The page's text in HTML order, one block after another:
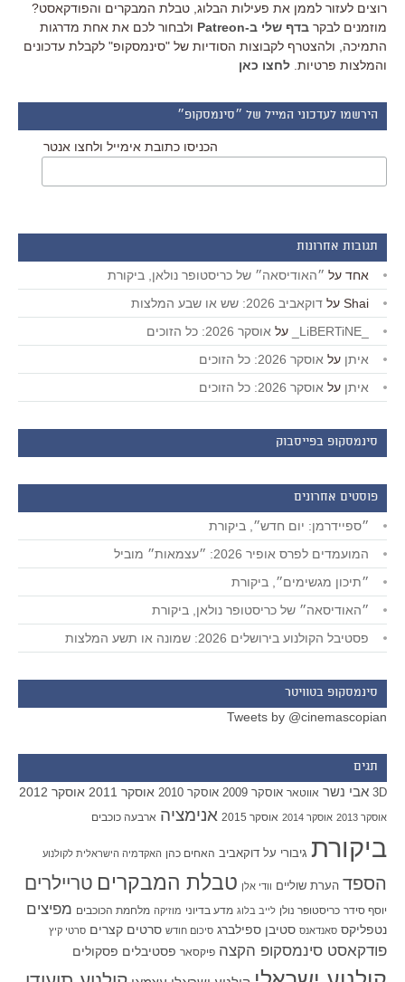
רוצים לעזור לממן את פעילות הבלוג, טבלת המבקרים והפודקאסט?
מוזמנים לבקר בדף שלי ב-Patreon
ולבחור לכם את אחת מדרגות
התמיכה, ולהצטרף לקבוצות הסודיות של "סינמסקופ" לקבלת עדכונים
והמלצות פרטיות. לחצו כאן
הירשמו לעדכוני המייל של ״סינמסקופ״
הכניסו כתובת אימייל ולחצו אנטר
תגובות אחרונות
אחד על ״האודיסאה״ של כריסטופר נולאן, ביקורת
Shai על דוקאביב 2026: שש או שבע המלצות
על אוסקר 2026: כל הזוכים
איתן על אוסקר 2026: כל הזוכים
איתן על אוסקר 2026: כל הזוכים
סינמסקופ בפייסבוק
פוסטים אחרונים
״ספיידרמן: יום חדש״, ביקורת
המועמדים לפרס אופיר 2026: ״עצמאות״ מוביל
״תיכון מגשימים״, ביקורת
״האודיסאה״ של כריסטופר נולאן, ביקורת
פסטיבל הקולנוע בירושלים 2026: שמונה או תשע המלצות
סינמסקופ בטוויטר
Tweets by @cinemascopian
תגים
3D אבי נשר אווטאר אוסקר 2009 אוסקר 2010 אוסקר 2011 אוסקר 2012
אוסקר 2013 אוסקר 2014 אוסקר 2015 אנימציה ארבעה כוכבים
ביקורת גיבורי על דוקאביב האחים כהן האקדמיה הישראלית לקולנוע
הספד הערת שוליים וודי אלן טבלת המבקרים טריילרים
יוסף סידר כריסטופר נולן לייב בלוג מדע בדיוני מוזיקה מלחמת הכוכבים מפיצים
נטפליקס סאנדאנס סטיבן ספילברג סיכום חודש סרטים קצרים סרטי קיץ
פודקאסט סינמסקופ הקצה פיקסאר פסטיבלים פסקולים